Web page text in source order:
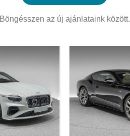
Böngésszen az új ajánlataink között.